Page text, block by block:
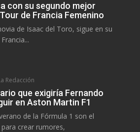
con su segundo mejor
de Francia Femenino
de Isaac del Toro, sigue en su
Redacción
que exigiría Fernando
en Aston Martin F1
de la Fórmula 1 son el
crear rumores,